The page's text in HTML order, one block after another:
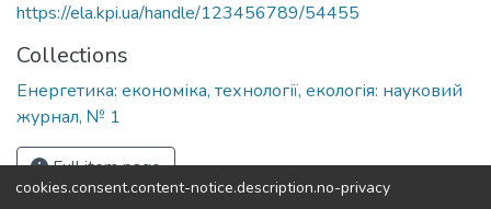
https://ela.kpi.ua/handle/123456789/54455
Collections
Енергетика: економіка, технології, екологія: науковий
журнал, № 1
Full item page
cookies.consent.content-notice.description.no-privacy